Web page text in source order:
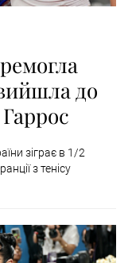
до
зіграє в 1/2
з тенісу